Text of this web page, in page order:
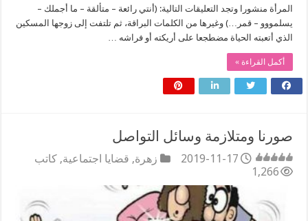
المرأة منشورا وتجد التعليقات التالية: (أنتي رائعة – متألقة – ما أجملك –
يسلمووو – قمر…) وغيرها من الكلمات البراقة، ثم تلتفت إلى زوجها المسكين
الذي أتعبته الحياة مضطجعا على أريكته أو فراشه …
أكمل القراءة »
صورنا ومتلازمة وسائل التواصل
2019-11-17 زهرة, قضايا اجتماعية, كاتب
1,266